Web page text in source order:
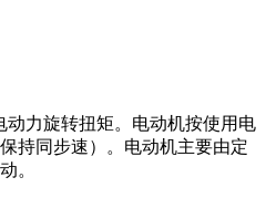
力旋转扭矩。电动机按使用电
持同步速）。电动机主要由定
。